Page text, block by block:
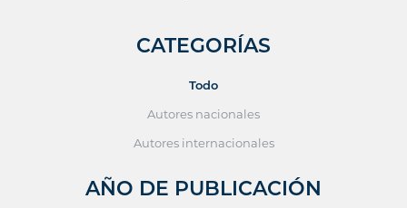
CATEGORÍAS
Todo
Autores nacionales
Autores internacionales
AÑO DE PUBLICACIÓN